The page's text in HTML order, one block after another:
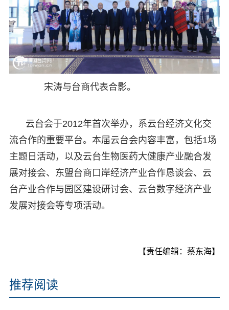
宋涛与台商代表合影。
云台会于2012年首次举办，系云台经济文化交
流合作的重要平台。本届云台会内容丰富，包括1场
主题日活动，以及云台生物医药大健康产业融合发
展对接会、东盟台商口岸经济产业合作恳谈会、云
台产业合作与园区建设研讨会、云台数字经济产业
发展对接会等专项活动。
【责任编辑：蔡东海】
推荐阅读